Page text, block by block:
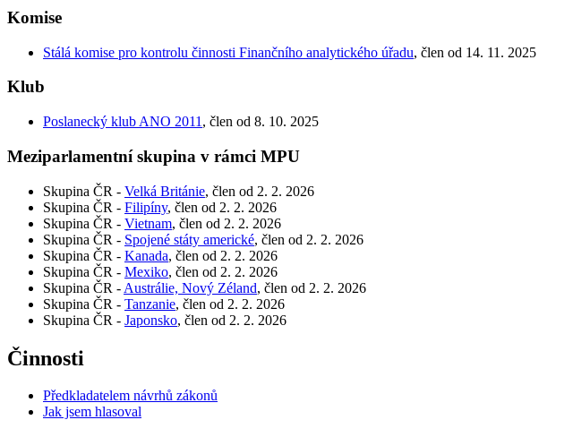
Komise
Stálá komise pro kontrolu činnosti Finančního analytického úřadu, člen od 14. 11. 2025
Klub
Poslanecký klub ANO 2011 , člen od 8. 10. 2025
Meziparlamentní skupina v rámci MPU
Skupina ČR - Velká Británie, člen od 2. 2. 2026
Skupina ČR - Filipíny, člen od 2. 2. 2026
Skupina ČR - Vietnam, člen od 2. 2. 2026
Skupina ČR - Spojené státy americké, člen od 2. 2. 2026
Skupina ČR - Kanada, člen od 2. 2. 2026
Skupina ČR - Mexiko, člen od 2. 2. 2026
Skupina ČR - Austrálie, Nový Zéland, člen od 2. 2. 2026
Skupina ČR - Tanzanie, člen od 2. 2. 2026
Skupina ČR - Japonsko, člen od 2. 2. 2026
Činnosti
Předkladatelem návrhů zákonů
Jak jsem hlasoval